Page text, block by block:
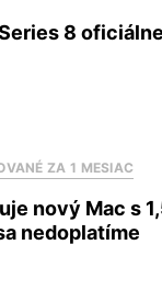
8 oficiálne
ZA 1 MESIAC
nový Mac s
nedoplatíme